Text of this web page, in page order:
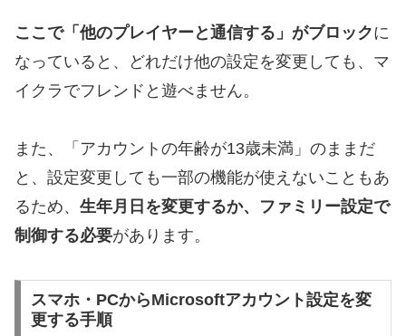
ここで「他のプレイヤーと通信する」がブロックに
なっていると、どれだけ他の設定を変更しても、マ
イクラでフレンドと遊べません。
また、「アカウントの年齢が13歳未満」のままだ
と、設定変更しても一部の機能が使えないこともあ
るため、 生年月日を変更するか、ファミリー設定で
制御する必要があります。
スマホ・PCからMicrosoftアカウント設定を変
更する手順